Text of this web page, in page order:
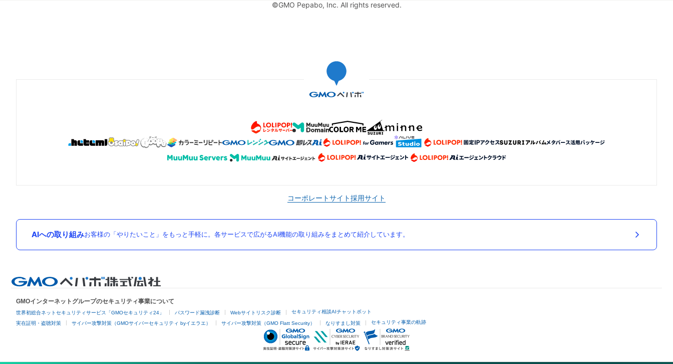
©GMO Pepabo, Inc. All rights reserved.
コーポレートサイト採用サイト
AIへの取り組みお客様の「やりたいこと」をもっと手軽に。各サービスで広がるAI機能の取り組みをまとめて紹介しています。
GMOインターネットグループのセキュリティ事業について
世界初総合ネットセキュリティサービス「GMOセキュリティ24」 パスワード漏洩診断 Webサイトリスク診断 セキュリティ相談AIチャットボット
実在証明・盗聴対策 サイバー攻撃対策（GMOサイバーセキュリティ byイエラエ） サイバー攻撃対策（GMO Flatt Security） なりすまし対策 セキュリティ事業の軌跡